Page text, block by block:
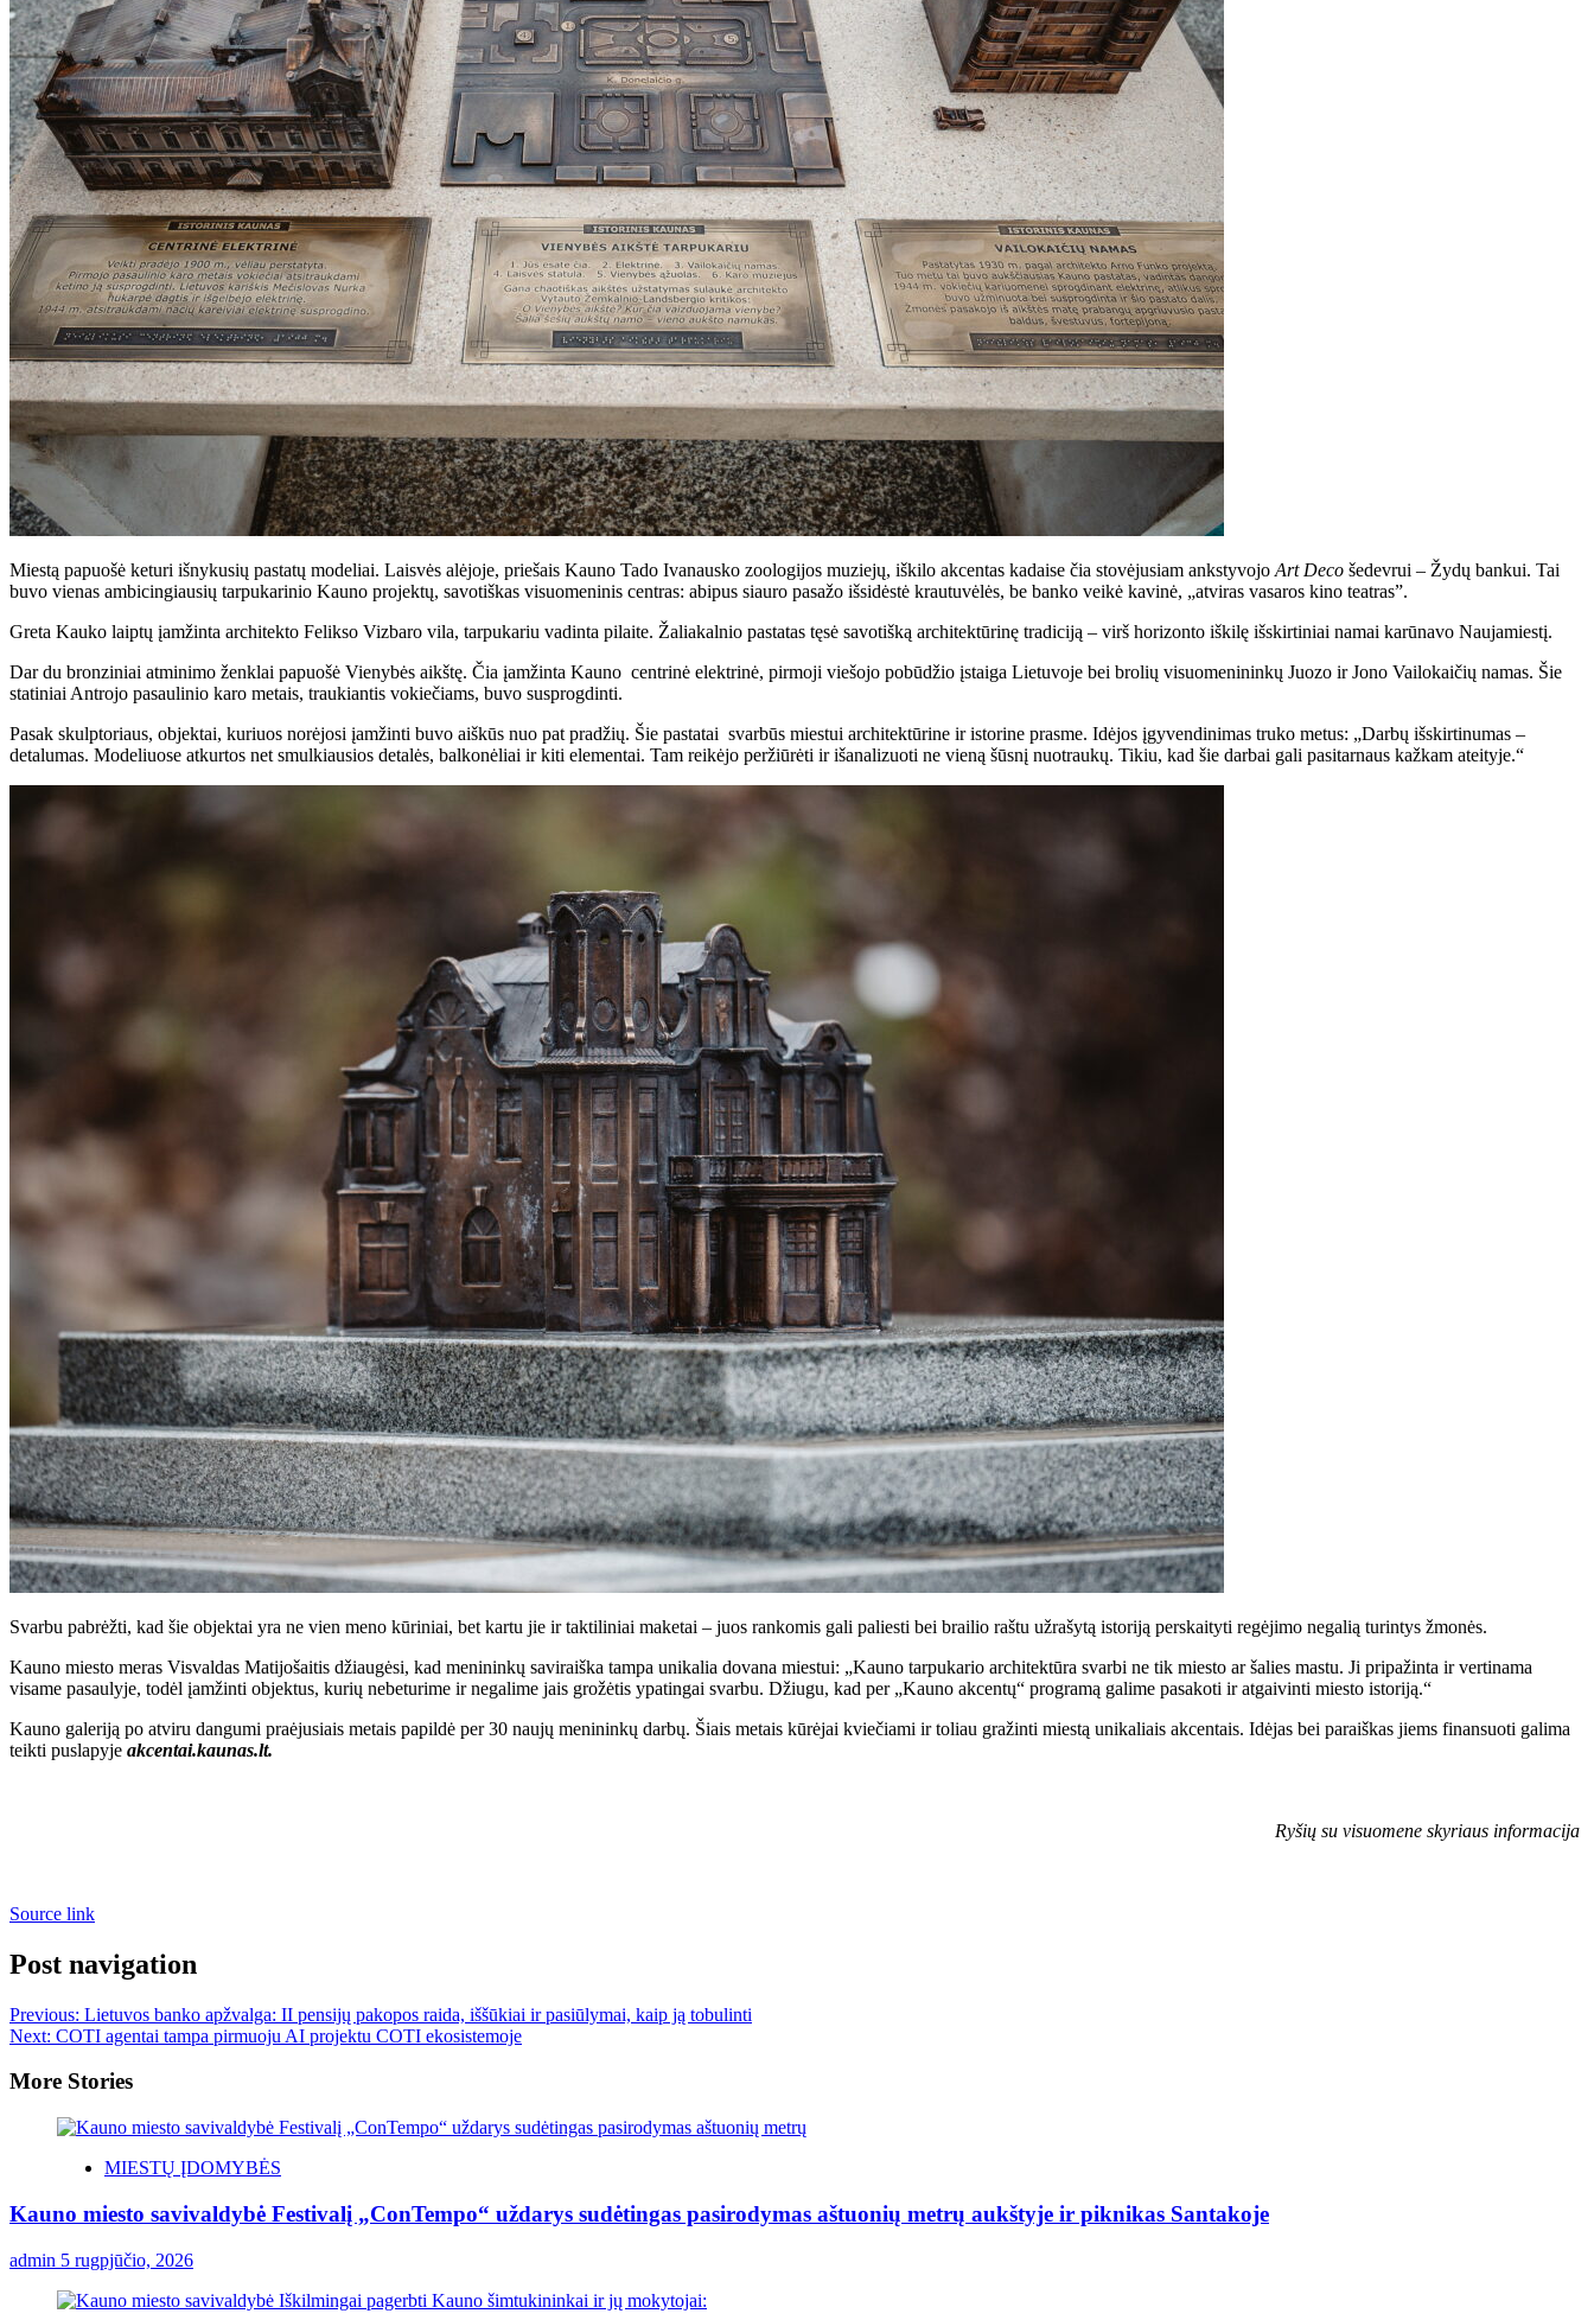
Miestą papuošė keturi išnykusių pastatų modeliai. Laisvės alėjoje, priešais Kauno Tado Ivanausko zoologijos muziejų, iškilo akcentas kadaise čia stovėjusiam ankstyvojo Art Deco šedevrui – Žydų bankui. Tai
buvo vienas ambicingiausių tarpukarinio Kauno projektų, savotiškas visuomeninis centras: abipus siauro pasažo išsidėstė krautuvėlės, be banko veikė kavinė, „atviras vasaros kino teatras”.
Greta Kauko laiptų įamžinta architekto Felikso Vizbaro vila, tarpukariu vadinta pilaite. Žaliakalnio pastatas tęsė savotišką architektūrinę tradiciją – virš horizonto iškilę išskirtiniai namai karūnavo Naujamiestį.
Dar du bronziniai atminimo ženklai papuošė Vienybės aikštę. Čia įamžinta Kauno centrinė elektrinė, pirmoji viešojo pobūdžio įstaiga Lietuvoje bei brolių visuomenininkų Juozo ir Jono Vailokaičių namas. Šie
statiniai Antrojo pasaulinio karo metais, traukiantis vokiečiams, buvo susprogdinti.
Pasak skulptoriaus, objektai, kuriuos norėjosi įamžinti buvo aiškūs nuo pat pradžių. Šie pastatai svarbūs miestui architektūrine ir istorine prasme. Idėjos įgyvendinimas truko metus: „Darbų išskirtinumas –
detalumas. Modeliuose atkurtos net smulkiausios detalės, balkonėliai ir kiti elementai. Tam reikėjo peržiūrėti ir išanalizuoti ne vieną šūsnį nuotraukų. Tikiu, kad šie darbai gali pasitarnaus kažkam ateityje.“
Svarbu pabrėžti, kad šie objektai yra ne vien meno kūriniai, bet kartu jie ir taktiliniai maketai – juos rankomis gali paliesti bei brailio raštu užrašytą istoriją perskaityti regėjimo negalią turintys žmonės.
Kauno miesto meras Visvaldas Matijošaitis džiaugėsi, kad menininkų saviraiška tampa unikalia dovana miestui: „Kauno tarpukario architektūra svarbi ne tik miesto ar šalies mastu. Ji pripažinta ir vertinama
visame pasaulyje, todėl įamžinti objektus, kurių nebeturime ir negalime jais grožėtis ypatingai svarbu. Džiugu, kad per „Kauno akcentų“ programą galime pasakoti ir atgaivinti miesto istoriją.“
Kauno galeriją po atviru dangumi praėjusiais metais papildė per 30 naujų menininkų darbų. Šiais metais kūrėjai kviečiami ir toliau gražinti miestą unikaliais akcentais. Idėjas bei paraiškas jiems finansuoti galima
teikti puslapyje akcentai.kaunas.lt.
Ryšių su visuomene skyriaus informacija
Source link
Post navigation
Previous: Lietuvos banko apžvalga: II pensijų pakopos raida, iššūkiai ir pasiūlymai, kaip ją tobulinti
Next: COTI agentai tampa pirmuoju AI projektu COTI ekosistemoje
More Stories
MIESTŲ ĮDOMYBĖS
Kauno miesto savivaldybė Festivalį „ConTempo“ uždarys sudėtingas pasirodymas aštuonių metrų aukštyje ir piknikas Santakoje
admin 5 rugpjūčio, 2026